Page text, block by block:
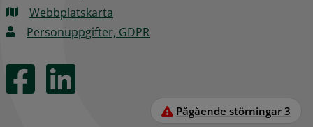
Webbplatskarta
Personuppgifter, GDPR
Pågående störningar 3